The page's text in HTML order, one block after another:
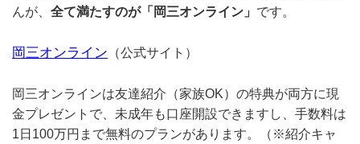
んが、 全て満たすのが「岡三オンライン」 です。
岡三オンライン （公式サイト）
岡三オンラインは友達紹介（家族OK）の特典が両方に現
金プレゼントで、未成年も口座開設できますし、手数料は
1日100万円まで無料のプランがあります。（※紹介キャ